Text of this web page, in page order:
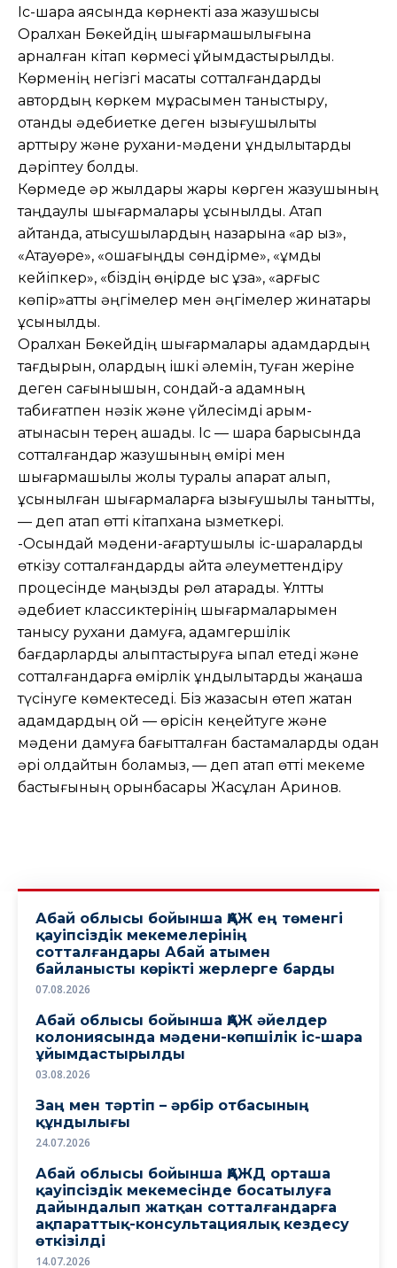
Іс-шара аясында көрнекті қазақ жазушысы
Оралхан Бөкейдің шығармашылығына
арналған кітап көрмесі ұйымдастырылды.
Көрменің негізгі мақсаты сотталғандарды
автордың көркем мұрасымен таныстыру,
отандық әдебиетке деген қызығушылықты
арттыру және рухани-мәдени құндылықтарды
дәріптеу болды.
Көрмеде әр жылдары жарық көрген жазушының
таңдаулы шығармалары ұсынылды. Атап
айтқанда, қатысушылардың назарына «қар қыз»,
«Атауөре», «ошағыңды сөндірме», «құмды
кейіпкер», «біздің өңірде қыс ұзақ», «қарғыс
көпір»атты әңгімелер мен әңгімелер жинақтары
ұсынылды.
Оралхан Бөкейдің шығармалары адамдардың
тағдырын, олардың ішкі әлемін, туған жеріне
деген сағынышын, сондай-ақ адамның
табиғатпен нәзік және үйлесімді қарым-
қатынасын терең ашады. Іс — шара барысында
сотталғандар жазушының өмірі мен
шығармашылық жолы туралы ақпарат алып,
ұсынылған шығармаларға қызығушылық танытты,
— деп атап өтті кітапхана қызметкері.
-Осындай мәдени-ағартушылық іс-шараларды
өткізу сотталғандарды қайта әлеуметтендіру
процесінде маңызды рөл атқарады. Ұлттық
әдебиет классиктерінің шығармаларымен
танысу рухани дамуға, адамгершілік
бағдарларды қалыптастыруға ықпал етеді және
сотталғандарға өмірлік құндылықтарды жаңаша
түсінуге көмектеседі. Біз жазасын өтеп жатқан
адамдардың ой — өрісін кеңейтуге және
мәдени дамуға бағытталған бастамаларды одан
әрі қолдайтын боламыз, — деп атап өтті мекеме
бастығының орынбасары Жасұлан Аринов.
Абай облысы бойынша ҚАЖ ең төменгі
қауіпсіздік мекемелерінің
сотталғандары Абай атымен
байланысты көрікті жерлерге барды
07.08.2026
Абай облысы бойынша ҚАЖ әйелдер
колониясында мәдени-көпшілік іс-шара
ұйымдастырылды
03.08.2026
Заң мен тәртіп – әрбір отбасының
құндылығы
24.07.2026
Абай облысы бойынша ҚАЖД орташа
қауіпсіздік мекемесінде босатылуға
дайындалып жатқан сотталғандарға
ақпараттық-консультациялық кездесу
өткізілді
14.07.2026